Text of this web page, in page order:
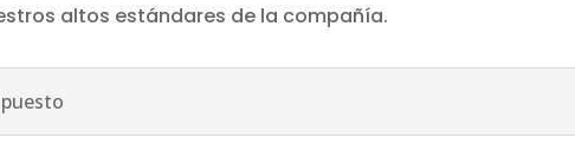
altos estándares de la compañía.